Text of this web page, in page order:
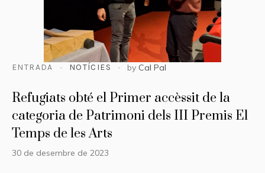
ENTRADA NOTÍCIES by Cal Pal
Refugiats obté el Primer accèssit de la
categoria de Patrimoni dels III Premis El
Temps de les Arts
30 de desembre de 2023